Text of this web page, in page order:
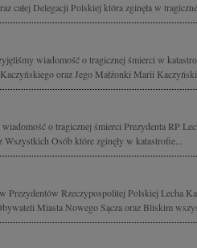
całej Delegacji Polskiej która zginęła w
wiadomość o tragicznej śmierci w
oraz Jego Małżonki Marii
o tragicznej śmierci Prezydenta RP
Osób które zginęły w katastrofie...
Prezydentów Rzeczypospolitej Polskiej Lecha
Miasta Nowego Sącza oraz Bliskim